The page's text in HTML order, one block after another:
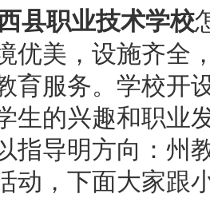
县职业技术学校
优美，设施齐全
育服务。学校开
生的兴趣和职业
指导明方向：州
动，下面大家跟